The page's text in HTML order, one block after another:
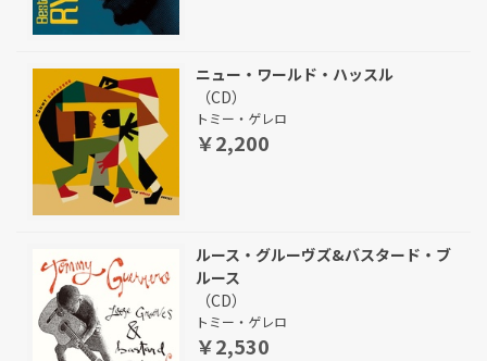
ニュー・ワールド・ハッスル
（CD）
トミー・ゲレロ
￥2,200
ルース・グルーヴズ&バスタード・ブ
ルース
（CD）
トミー・ゲレロ
￥2,530